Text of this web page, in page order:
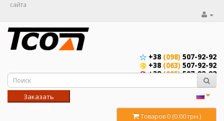
сайта
+38 (098) 507-92-92
+38 (063) 507-92-92
+38(095)507-92-92
Заказать
Товаров 0 (0.00 грн.)